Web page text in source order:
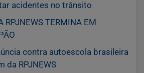
acidentes no trânsito
RPJNEWS TERMINA EM
contra autoescola brasileira
da RPJNEWS